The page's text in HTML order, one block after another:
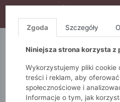
S10), DODATKOWE 15%
5.10.15.
Zgoda Szczegóły
Niniejsza strona korzysta z
Wykorzystujemy pliki cookie
treści i reklam, aby
społecznościowe i
Informacje o tym, jak